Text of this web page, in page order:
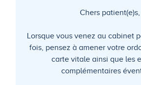
Chers patient(e)s,
Lorsque vous venez au cabinet
fois, pensez à amener votre
carte vitale ainsi que les
complémentaires